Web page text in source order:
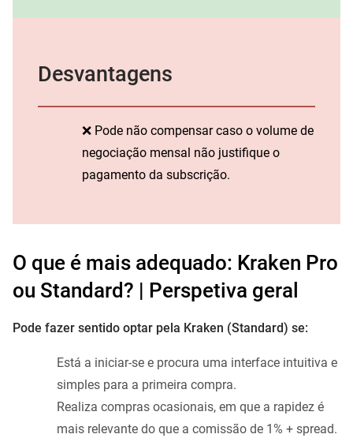
Desvantagens
❌ Pode não compensar caso o volume de
negociação mensal não justifique o
pagamento da subscrição.
O que é mais adequado: Kraken Pro
ou Standard? | Perspetiva geral
Pode fazer sentido optar pela Kraken (Standard) se:
Está a iniciar-se e procura uma interface intuitiva e
simples para a primeira compra.
Realiza compras ocasionais, em que a rapidez é
mais relevante do que a comissão de 1% + spread.